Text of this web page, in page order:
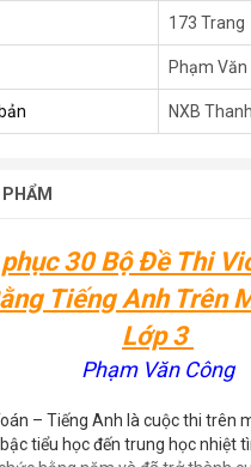
173 Trang
Phạm Văn
NXB
30 Bộ Đề Thi
Tiếng Anh Trên
Lớp 3
Phạm Văn Công
– Tiếng Anh là cuộc thi trên
tiểu học đến trung học nhiệt